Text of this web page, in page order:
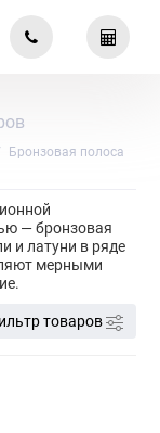
Бронзовая полоса
— бронзовая
и латуни в ряде
мерными
товаров